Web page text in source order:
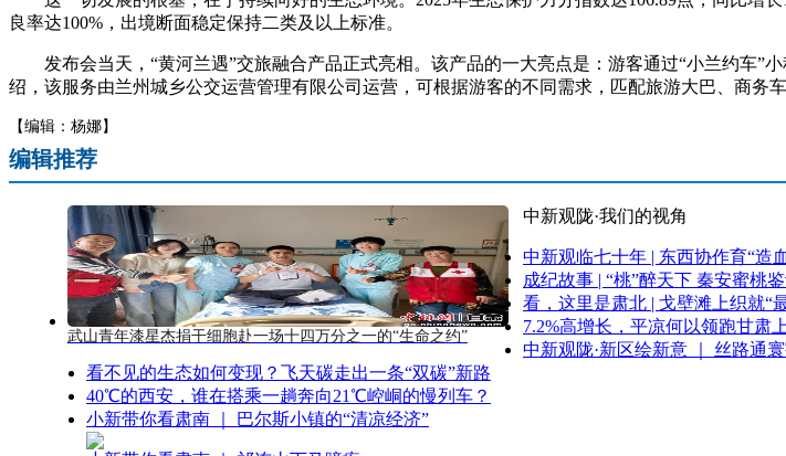
良率达100%，出境断面稳定保持二类及以上标准。
发布会当天，“黄河兰遇”交旅融合产品正式亮相。该产品的一大亮点是：游客通过“小兰约车”
绍，该服务由兰州城乡公交运营管理有限公司运营，可根据游客的不同需求，匹配旅游大巴、商务
【编辑：杨娜】
编辑推荐
武山青年漆星杰捐干细胞赴一场十四万分之一的“生命之约”
中新观陇·我们的视角
中新观临七十年 | 东西协作育“造
成纪故事 | “桃”醉天下 秦安蜜桃
看，这里是肃北 | 戈壁滩上织就“
7.2%高增长，平凉何以领跑甘肃
中新观陇·新区绘新意 ｜ 丝路通
看不见的生态如何变现？飞天碳走出一条“双碳”新路
40℃的西安，谁在搭乘一趟奔向21℃崆峒的慢列车？
小新带你看肃南 ｜ 巴尔斯小镇的“清凉经济”